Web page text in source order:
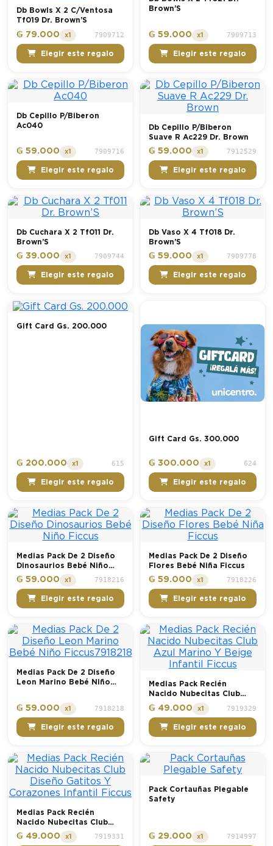
Db Bowls X 2 C/Ventosa
Tf019 Dr. Brown’S
₲ 79.000 x1 7909712
Elegir este regalo
Brown’S
₲ 59.000 x1 7909713
Elegir este regalo
Db Cepillo P/Biberon
Ac040
₲ 59.000 x1 7909716
Elegir este regalo
Db Cepillo P/Biberon
Suave R Ac229 Dr. Brown
₲ 59.000 x1 7912529
Elegir este regalo
Db Cuchara X 2 Tf011 Dr.
Brown’S
₲ 39.000 x1 7909744
Elegir este regalo
Db Vaso X 4 Tf018 Dr.
Brown’S
₲ 59.000 x1 7909778
Elegir este regalo
Gift Card Gs. 200.000
₲ 200.000 x1 615
Elegir este regalo
Gift Card Gs. 300.000
₲ 300.000 x1 624
Elegir este regalo
Medias Pack De 2 Diseño
Dinosaurios Bebé Niño
Ficcus
₲ 59.000 x1 7918216
Elegir este regalo
Medias Pack De 2 Diseño
Flores Bebé Niña Ficcus
₲ 59.000 x1 7918226
Elegir este regalo
Medias Pack De 2 Diseño
Leon Marino Bebé Niño
₲ 59.000 x1 7918218
Elegir este regalo
Medias Pack Recién
Nacido Nubecitas Club
Azul Marino Y Beige
Infantil Ficcus
₲ 49.000 x1 7919329
Elegir este regalo
Medias Pack Recién
Nacido Nubecitas Club
Diseño Gatitos Y
Corazones Infantil Ficcus
₲ 49.000 x1 7919331
Pack Cortauñas Plegable
Safety
₲ 29.000 x1 7914997